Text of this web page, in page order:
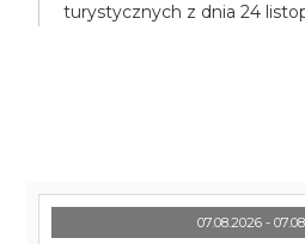
turystycznych z dnia 24
07.08.2026 -